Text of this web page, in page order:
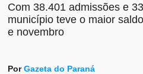
Com 38.401 admissões e
município teve o maior
e novembro
PorGazeta do Paraná